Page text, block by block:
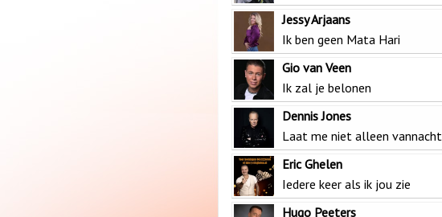
Jessy Arjaans
Ik ben geen Mata Hari
Gio van Veen
Ik zal je belonen
Dennis Jones
Laat me niet alleen vannacht
Eric Ghelen
Iedere keer als ik jou zie
Hugo Peeters